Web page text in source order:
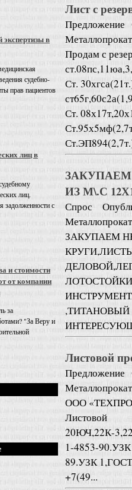
экспертизы в
судебно-
прав пациентов
лиц в
лиц.
задолженности с
и стоимости
от компании
за
"За Веру и
Лист с
Предложение
Продам с
Ст.
Ст.
ИЗ М\.С
Спрос
ЗАКУПАЕМ
Листовой
Предложение
ООО
20ЮЧ,22К-
1-4853-
89.УЗК 1,ГОСТ
+7(49...